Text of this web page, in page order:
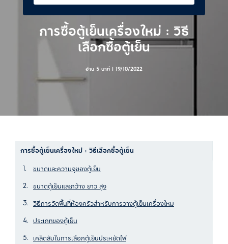
การซื้อตู้เย็นเครื่องใหม่ : วิธี
เลือกซื้อตู้เย็น
อ่าน 5 นาที | 19/10/2022
การซื้อตู้เย็นเครื่องใหม่ : วิธีเลือกซื้อตู้เย็น
ขนาดและความจุของตู้เย็น
ขนาดตู้เย็นและกว้าง ยาว สูง
วิธีการวัดพื้นที่ห้องครัวสำหรับการวางตู้เย็นเครื่องใหม
ประเภทของตู้เย็น
เคล็ดลับในการเลือกตู้เย็นประหยัดไฟ